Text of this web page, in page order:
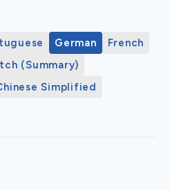
German
French
(Summary)
Simplified